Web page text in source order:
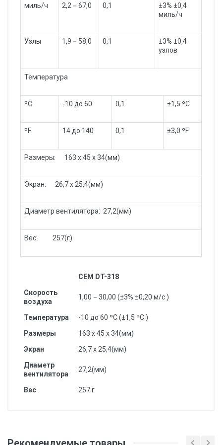
миль/ч 2,2－67,0 0,1
±3% ±0,4
миль/ч
Узлы 1,9－58,0 0,1
±3% ±0,4
узлов
Температура
ºC -10 до 60 0,1 ±1,5 ºC
ºF 14 до 140 0,1 ±3,0 ºF
Размеры: 163 x 45 x 34(мм)
Экран: 26,7 x 25,4(мм)
Диаметр вентилятора: 27,2(мм)
Вес: 257(г)
CEM DT-318
Скорость
воздуха
1,00－30,00 (±3% ±0,20 м/с )
Температура
-10 до 60 ºC (±1,5 ºC )
Размеры
163 x 45 x 34(мм)
Экран
26,7 x 25,4(мм)
Диаметр
вентилятора
27,2(мм)
Вес 257 г
Вес